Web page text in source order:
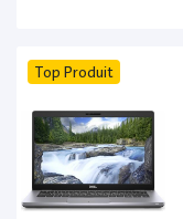
Top Produit